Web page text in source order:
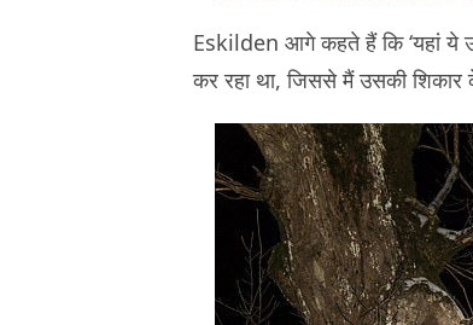
Eskilden आगे कहते हैं कि ‘यहां ये
कर रहा था, जिससे मैं उसकी